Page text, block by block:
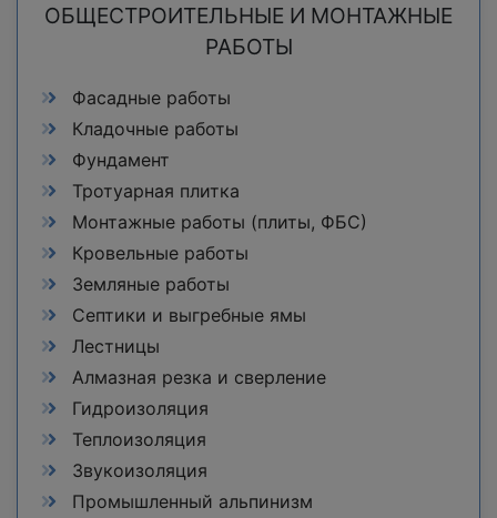
ОБЩЕСТРОИТЕЛЬНЫЕ И МОНТАЖНЫЕ
РАБОТЫ
Фасадные работы
Кладочные работы
Фундамент
Тротуарная плитка
Монтажные работы (плиты, ФБС)
Кровельные работы
Земляные работы
Септики и выгребные ямы
Лестницы
Алмазная резка и сверление
Гидроизоляция
Теплоизоляция
Звукоизоляция
Промышленный альпинизм